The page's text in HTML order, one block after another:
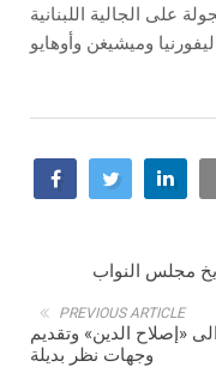
على الجالية اللبنانية
مجلس النواب
PREVIOUS ARTICLE
«إصلاح الدين» وتقديم
وجهات نظر بديلة